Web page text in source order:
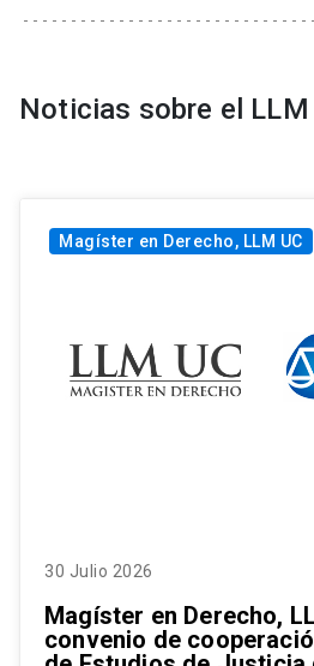
Noticias sobre el LLM
Magíster en Derecho, LLM UC
30 Julio 2026
Magíster en Derecho,
convenio de